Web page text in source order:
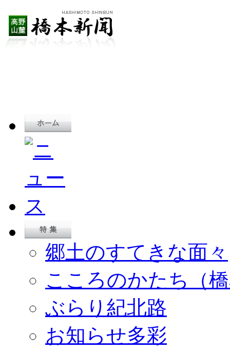
郷土のすてきな面々
こころのかたち（
ぶらり紀北路
お知らせ多彩